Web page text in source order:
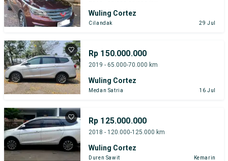
Wuling Cortez
Cilandak 29 Jul
Rp 150.000.000
2019 - 65.000-70.000 km
Wuling Cortez
Medan Satria 16 Jul
Rp 125.000.000
2018 - 120.000-125.000 km
Wuling Cortez
Duren Sawit Kemarin